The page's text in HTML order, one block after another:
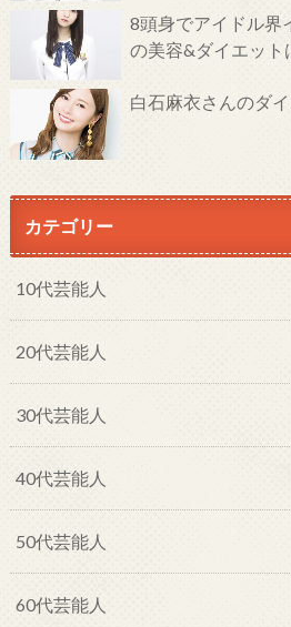
8頭身でアイドル界
の美容&ダイエット
白石麻衣さんのダ
カテゴリー
10代芸能人
20代芸能人
30代芸能人
40代芸能人
50代芸能人
60代芸能人